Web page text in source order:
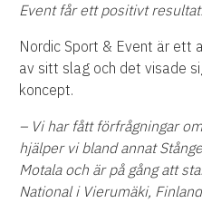
Event får ett positivt resultat.
Nordic Sport & Event är ett
av sitt slag och det visade
koncept.
– Vi har fått förfrågningar
hjälper vi bland annat
Motala och är på gång att
National i Vierumäki,